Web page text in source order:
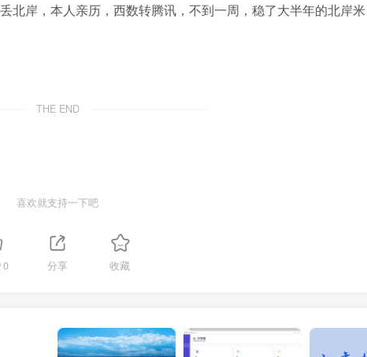
北岸，本人亲历，西数转腾讯，不到一周，稳了大半年的北岸米
THE END
喜欢就支持一下吧
0 分享 收藏